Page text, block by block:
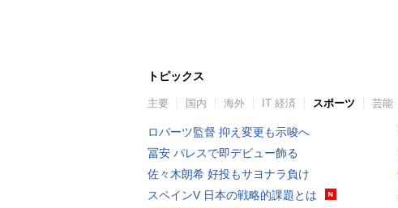
トピックス
主要 国内 海外 IT 経済 スポーツ 芸能
ロバーツ監督 抑え変更も示唆へ
冨安 パレスで即デビュー飾る
佐々木朗希 好投もサヨナラ負け
スペインV 日本の戦略的課題とは